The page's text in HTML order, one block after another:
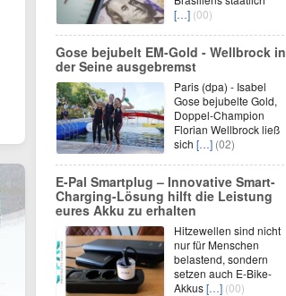
[…] (00)
Gose bejubelt EM-Gold - Wellbrock in
der Seine ausgebremst
Paris (dpa) - Isabel
Gose bejubelte Gold,
Doppel-Champion
Florian Wellbrock ließ
sich […] (02)
E-Pal Smartplug – Innovative Smart-
Charging-Lösung hilft die Leistung
eures Akku zu erhalten
Hitzewellen sind nicht
nur für Menschen
belastend, sondern
setzen auch E-Bike-
Akkus[…] (00)